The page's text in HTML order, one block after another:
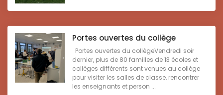
Portes ouvertes du collège
Portes ouvertes du collègeVendredi soir
dernier, plus de 80 familles de 13 écoles et
collèges différents sont venues au collège
pour visiter les salles de classe, rencontrer
les enseignants et person ...